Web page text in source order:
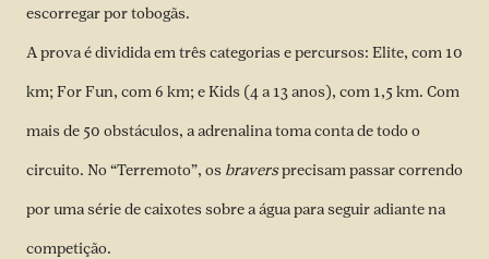
escorregar por tobogãs.
A prova é dividida em três categorias e percursos: Elite, com 10
km; For Fun, com 6 km; e Kids (4 a 13 anos), com 1,5 km. Com
mais de 50 obstáculos, a adrenalina toma conta de todo o
circuito. No “Terremoto”, os braversprecisam passar correndo
por uma série de caixotes sobre a água para seguir adiante na
competição.